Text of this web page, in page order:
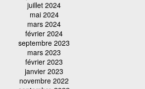
juillet 2024
mai 2024
mars 2024
février 2024
septembre 2023
mars 2023
février 2023
janvier 2023
novembre 2022